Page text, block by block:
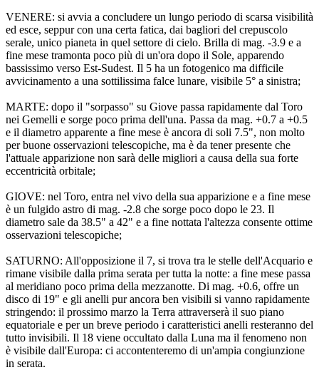
VENERE: si avvia a concludere un lungo periodo di scarsa visibilità
ed esce, seppur con una certa fatica, dai bagliori del crepuscolo
serale, unico pianeta in quel settore di cielo. Brilla di mag. -3.9 e a
fine mese tramonta poco più di un'ora dopo il Sole, apparendo
bassissimo verso Est-Sudest. Il 5 ha un fotogenico ma difficile
avvicinamento a una sottilissima falce lunare, visibile 5° a sinistra;
MARTE: dopo il "sorpasso" su Giove passa rapidamente dal Toro
nei Gemelli e sorge poco prima dell'una. Passa da mag. +0.7 a +0.5
e il diametro apparente a fine mese è ancora di soli 7.5", non molto
per buone osservazioni telescopiche, ma è da tener presente che
l'attuale apparizione non sarà delle migliori a causa della sua forte
eccentricità orbitale;
GIOVE: nel Toro, entra nel vivo della sua apparizione e a fine mese
è un fulgido astro di mag. -2.8 che sorge poco dopo le 23. Il
diametro sale da 38.5" a 42" e a fine nottata l'altezza consente ottime
osservazioni telescopiche;
SATURNO: All'opposizione il 7, si trova tra le stelle dell'Acquario e
rimane visibile dalla prima serata per tutta la notte: a fine mese passa
al meridiano poco prima della mezzanotte. Di mag. +0.6, offre un
disco di 19" e gli anelli pur ancora ben visibili si vanno rapidamente
stringendo: il prossimo marzo la Terra attraverserà il suo piano
equatoriale e per un breve periodo i caratteristici anelli resteranno del
tutto invisibili. Il 18 viene occultato dalla Luna ma il fenomeno non
è visibile dall'Europa: ci accontenteremo di un'ampia congiunzione
in serata.